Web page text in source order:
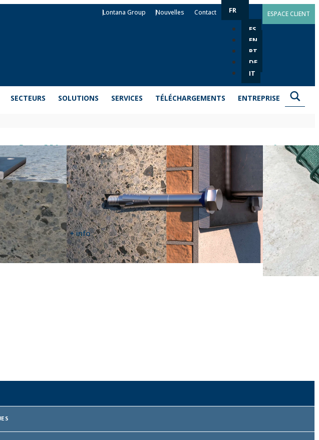
Lontana Group Nouvelles Contact FR
ES
EN
PT
DE
IT
ESPACE CLIENT
SECTEURS SOLUTIONS SERVICES TÉLÉCHARGEMENTS ENTREPRISE
anti-rotation avec vis
CH-TO
avec vis hexagonale 6.8 pour la fixation d’éléments à charge moyenne
CERTIFICATS+ info